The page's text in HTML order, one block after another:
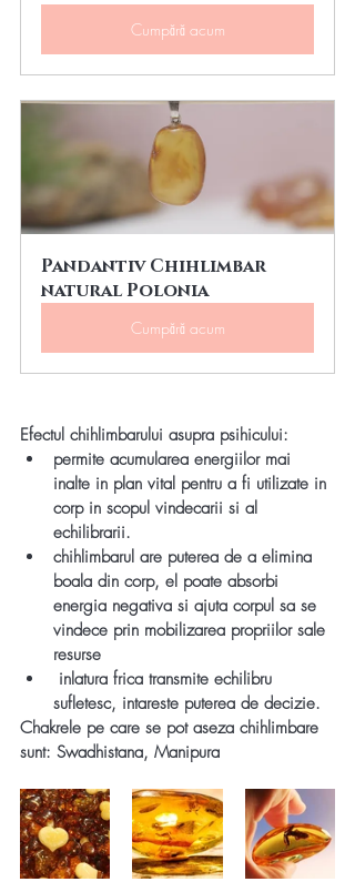
Cumpără acum
Pandantiv Chihlimbar
natural Polonia
Cumpără acum
Efectul chihlimbarului asupra psihicului:
permite acumularea energiilor mai
inalte in plan vital pentru a fi utilizate in
corp in scopul vindecarii si al
echilibrarii.
chihlimbarul are puterea de a elimina
boala din corp, el poate absorbi
energia negativa si ajuta corpul sa se
vindece prin mobilizarea propriilor sale
resurse
sufletesc, intareste puterea de decizie.
Chakrele pe care se pot aseza chihlimbare
sunt: Swadhistana, Manipura